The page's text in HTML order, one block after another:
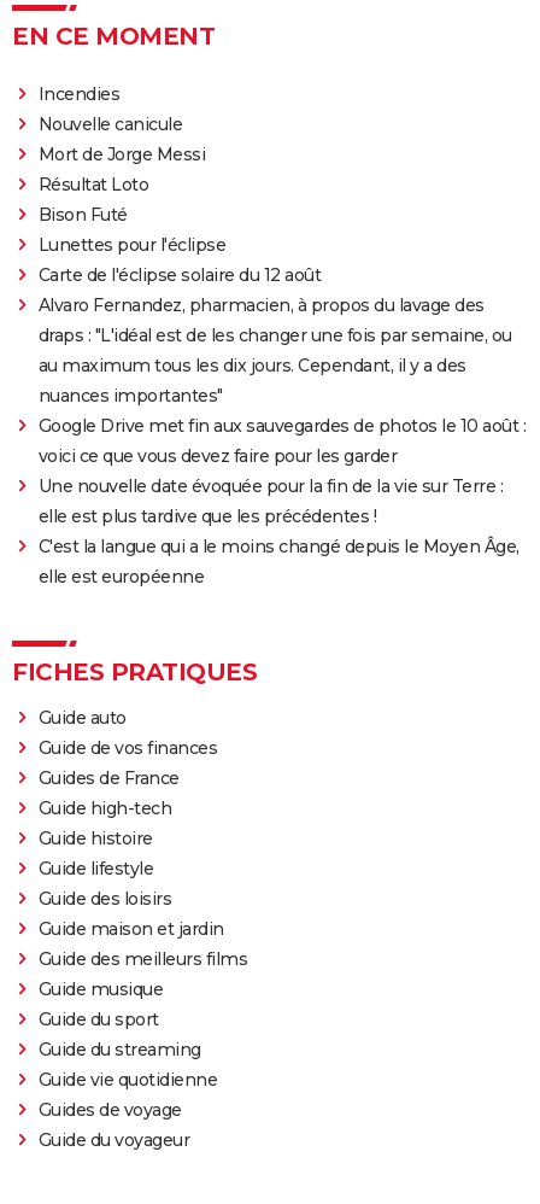
EN CE MOMENT
Incendies
Nouvelle canicule
Mort de Jorge Messi
Résultat Loto
Bison Futé
Lunettes pour l'éclipse
Carte de l'éclipse solaire du 12 août
Alvaro Fernandez, pharmacien, à propos du lavage des
draps : "L'idéal est de les changer une fois par semaine, ou
au maximum tous les dix jours. Cependant, il y a des
nuances importantes"
Google Drive met fin aux sauvegardes de photos le 10 août :
voici ce que vous devez faire pour les garder
Une nouvelle date évoquée pour la fin de la vie sur Terre :
elle est plus tardive que les précédentes !
C'est la langue qui a le moins changé depuis le Moyen Âge,
elle est européenne
FICHES PRATIQUES
Guide auto
Guide de vos finances
Guides de France
Guide high-tech
Guide histoire
Guide lifestyle
Guide des loisirs
Guide maison et jardin
Guide des meilleurs films
Guide musique
Guide du sport
Guide du streaming
Guide vie quotidienne
Guides de voyage
Guide du voyageur